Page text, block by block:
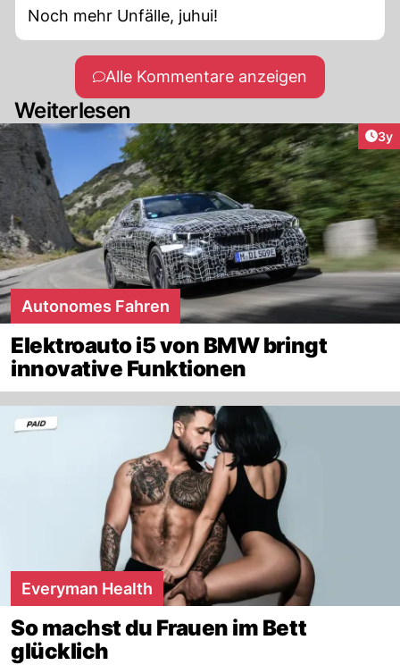
Noch mehr Unfälle, juhui!
Alle Kommentare anzeigen
Weiterlesen
3y
Autonomes Fahren
Elektroauto i5 von BMW bringt
innovative Funktionen
Everyman Health
So machst du Frauen im Bett
glücklich